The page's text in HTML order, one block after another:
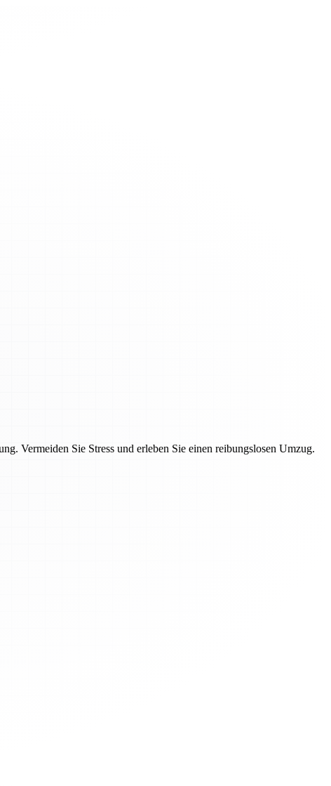
Vermeiden Sie Stress und erleben Sie einen reibungslosen Umzug.